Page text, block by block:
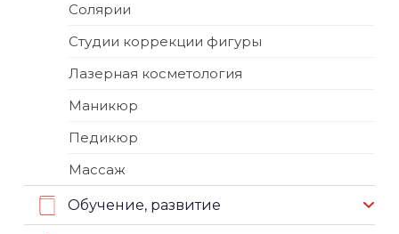
Солярии
Студии коррекции фигуры
Лазерная косметология
Маникюр
Педикюр
Массаж
Обучение, развитие